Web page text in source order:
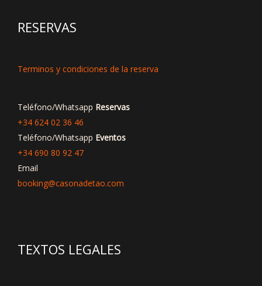
RESERVAS
Terminos y condiciones de la reserva
Teléfono/Whatsapp Reservas
+34 624 02 36 46
Teléfono/Whatsapp Eventos
+34 690 80 92 47
Email
booking@casonadetao.com
TEXTOS LEGALES